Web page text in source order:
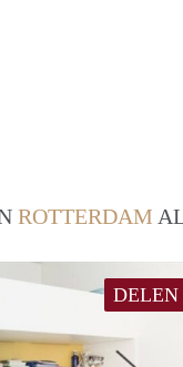
ROTTERDAM
DELEN